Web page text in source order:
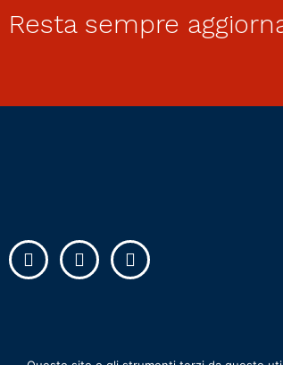
Resta sempre